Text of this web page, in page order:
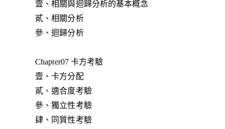
壹、相關與迴歸分析的基本概念
貳、相關分析
參、迴歸分析
Chapter07 卡方考驗
壹、卡方分配
貳、適合度考驗
參、獨立性考驗
肆、同質性考驗